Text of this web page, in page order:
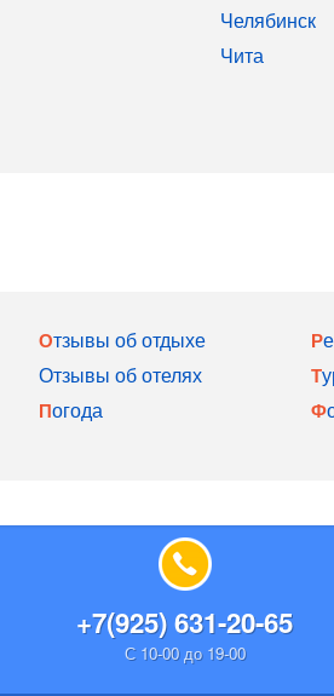
Челябинск
Чита
Отзывы об отдыхе
Отзывы об отелях
Погода
+7(925) 631-20-65
С 10-00 до 19-00